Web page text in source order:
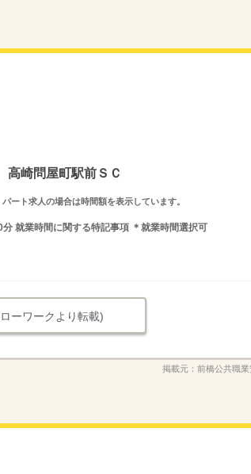
崎問屋町駅前ＳＣ
ート求人の場合は時間額を表示しています。
就業時間に関する特記事項 ＊就業時間選択可
ーワークより転載)
掲載元： 前橋公共職